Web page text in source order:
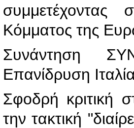
συμμετέχοντας
Κόμματος της
Συνάντηση
Επανίδρυση
Σφοδρή κριτική
την τακτική